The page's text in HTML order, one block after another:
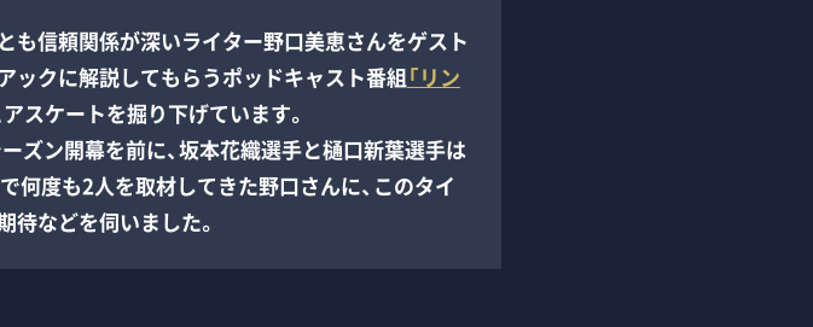
も信頼関係が深いライター野口美恵さんをゲスト
ックに解説してもらうポッドキャスト番組「リン
スケートを掘り下げています。
ン開幕を前に、坂本花織選手と樋口新葉選手は
何度も2人を取材してきた野口さんに、このタイ
待などを伺いました。